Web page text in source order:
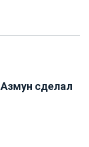
сделал